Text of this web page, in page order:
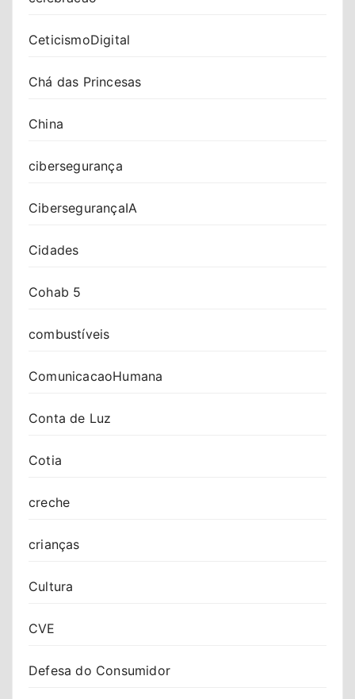
CeticismoDigital
Chá das Princesas
China
cibersegurança
CibersegurançaIA
Cidades
Cohab 5
combustíveis
ComunicacaoHumana
Conta de Luz
Cotia
creche
crianças
Cultura
CVE
Defesa do Consumidor